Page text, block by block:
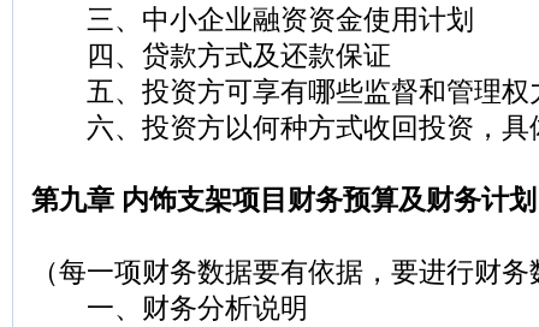
三、中小企业融资资金使用计划
四、贷款方式及还款保证
五、投资方可享有哪些监督和管理权
六、投资方以何种方式收回投资，具
第九章 内饰支架项目财务预算及财务计划
（每一项财务数据要有依据，要进行财
一、财务分析说明